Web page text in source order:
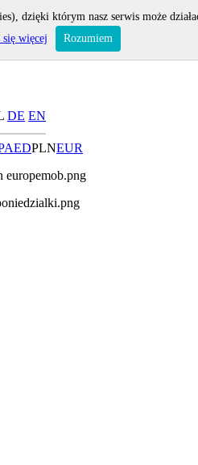
DE EN
AEDPLNEUR
dzięki którym nasz serwis może
więcej Rozumiem